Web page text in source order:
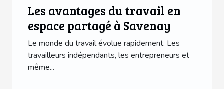
Les avantages du travail en
espace partagé à Savenay
Le monde du travail évolue rapidement. Les
travailleurs indépendants, les entrepreneurs et
même...